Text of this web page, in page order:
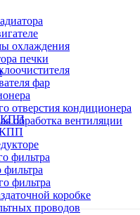
охлаждения
печки
фар
отверстия кондиционера
обработка вентиляции
фильтра
фильтра
фильтра
коробке
проводов